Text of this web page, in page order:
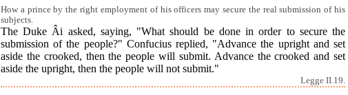
How a prince by the right employment of his officers may secure the real submission of his
subjects.
The Duke Âi asked, saying, "What should be done in order to secure the
submission of the people?" Confucius replied, "Advance the upright and set
aside the crooked, then the people will submit. Advance the crooked and set
aside the upright, then the people will not submit."
Legge II.19.